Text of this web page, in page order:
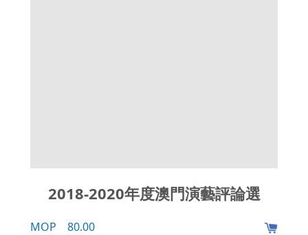
2018-2020年度澳門演藝評論選
MOP 80.00